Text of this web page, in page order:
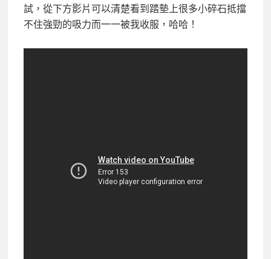
試，從下方影片可以清楚看到踏墊上很多小碎石抵擋
不住強勁的吸力而一一被我收服，哈哈！